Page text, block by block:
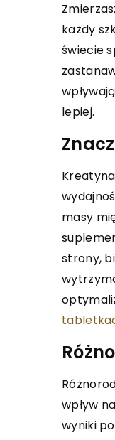
każdy
świecie
lepiej.
masy
strony,
wpływ
wyniki
przynoszą
w identyfikacji
i
nowoczesne
efektywność i
przewodów i
się, jakie
codzienną pracę
przemysłu.